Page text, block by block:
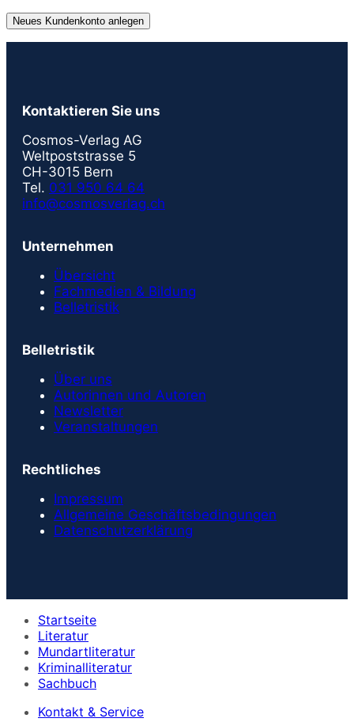
Neues Kundenkonto anlegen
Kontaktieren Sie uns
Cosmos-Verlag AG
Weltpoststrasse 5
CH-3015 Bern
Tel. 031 950 64 64
info@cosmosverlag.ch
Unternehmen
Übersicht
Fachmedien & Bildung
Belletristik
Belletristik
Über uns
Autorinnen und Autoren
Newsletter
Veranstaltungen
Rechtliches
Impressum
Allgemeine Geschäftsbedingungen
Datenschutzerklärung
Startseite
Literatur
Mundartliteratur
Kriminalliteratur
Sachbuch
Kontakt & Service